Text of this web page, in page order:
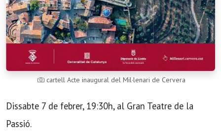
cartell Acte inaugural del Mil·lenari de Cervera
Dissabte 7 de febrer, 19:30h, al Gran Teatre de la
Passió.